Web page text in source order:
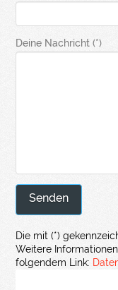
Deine Nachricht (*)
Die mit (*)
Weitere
folgendem Link: